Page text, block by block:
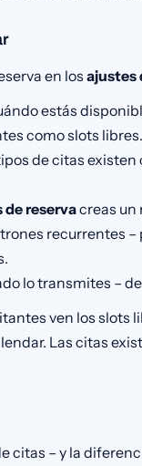
en los ajustes
estás
como slots libres.
de citas
de reservacreas un
recurrentes –
lo transmites –
ven los slots
Las citas
citas – y la